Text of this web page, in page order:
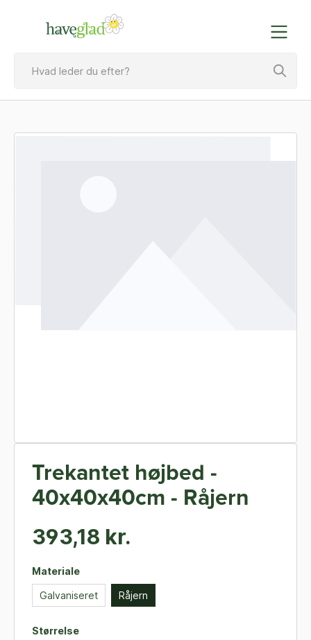
Trekantet højbed -
40x40x40cm - Råjern
393,18 kr.
Materiale
Galvaniseret Råjern
Størrelse